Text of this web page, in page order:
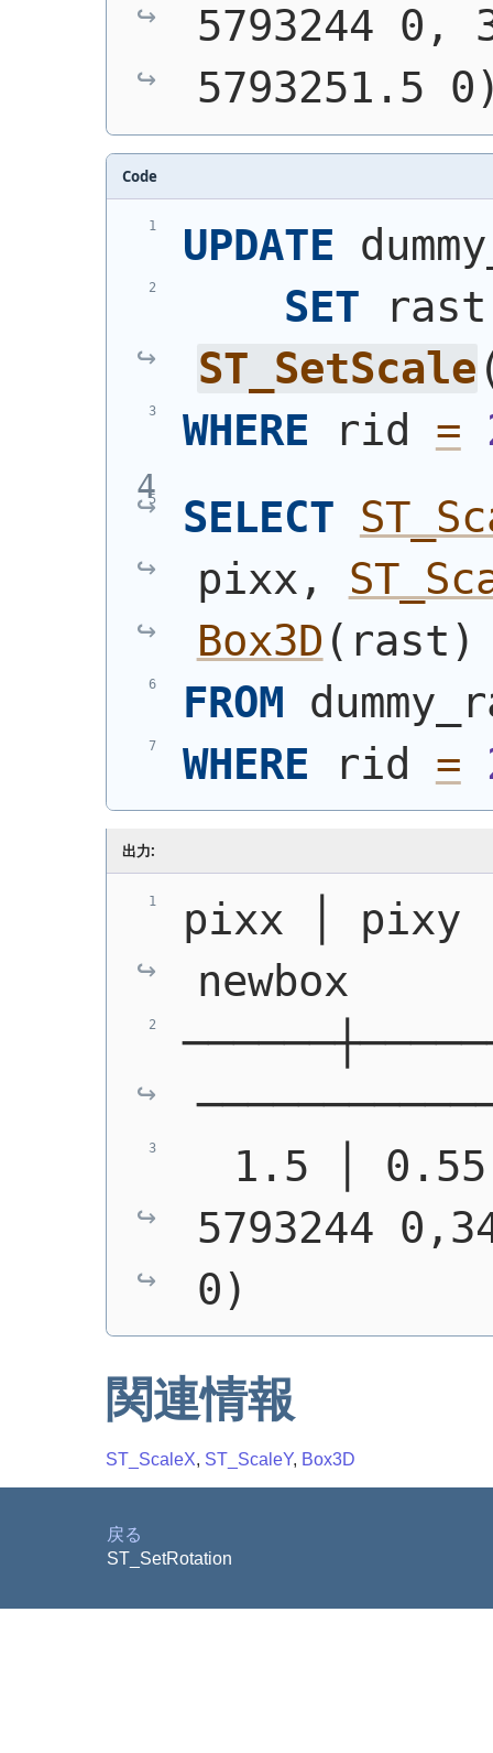
5793244 0,
5793251.5
Code
UPDATE
SET
ST_SetScale
WHERE rid =
SELECT
pixx,
Box3D ( rast )
FROM
WHERE rid =
出力:
pixx │ pixy
newbox
1.5 │
5793244
0)
関連情報
ST_ScaleX, ST_ScaleY, Box3D
戻る
ST_SetRotation